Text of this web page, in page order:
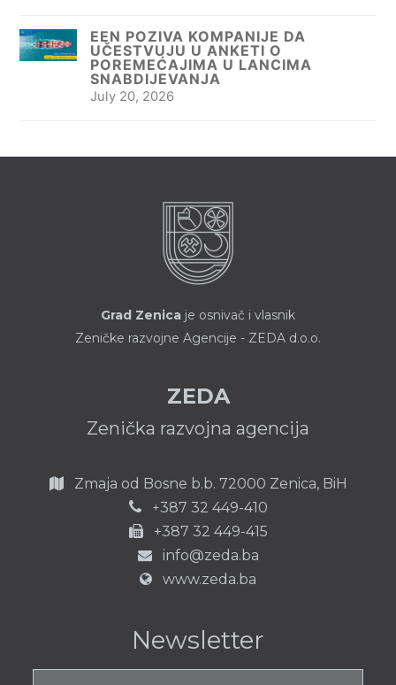
EEN POZIVA KOMPANIJE DA
UČESTVUJU U ANKETI O
POREMEĆAJIMA U LANCIMA
SNABDIJEVANJA
July 20, 2026
Grad Zenica je osnivač i vlasnik
Zeničke razvojne Agencije - ZEDA d.o.o.
ZEDA
Zenička razvojna agencija
Zmaja od Bosne b.b. 72000 Zenica, BiH
+387 32 449-410
+387 32 449-415
info@zeda.ba
www.zeda.ba
Newsletter